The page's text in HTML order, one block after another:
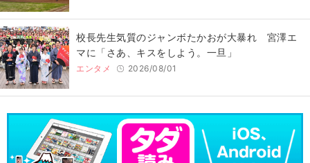
校長先生気質のジャンボたかおが大暴れ 宮澤エ
マに「さあ、キスをしよう。一旦」
エンタメ 2026/08/01